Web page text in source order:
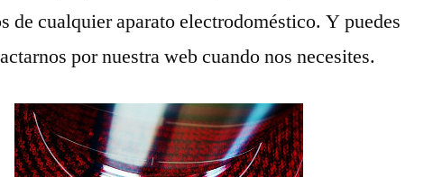
de cualquier aparato electrodoméstico. Y puedes
por nuestra web cuando nos necesites.